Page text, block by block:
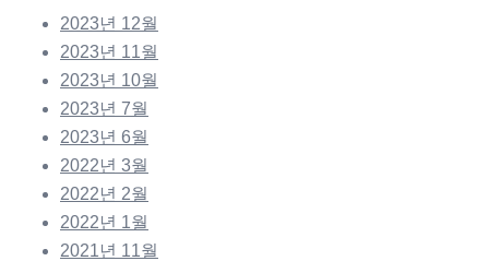
2023년 12월
2023년 11월
2023년 10월
2023년 7월
2023년 6월
2022년 3월
2022년 2월
2022년 1월
2021년 11월